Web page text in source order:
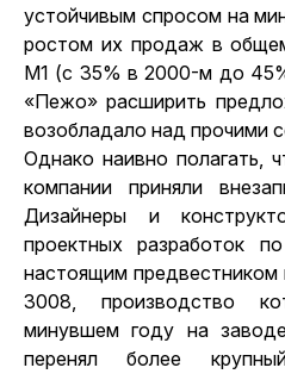
устойчивым спросом на
ростом их продаж в
M1 (с 35% в 2000-м до
«Пежо» расширить
возобладало над прочими
Однако наивно полагать,
компании приняли
Дизайнеры и
проектных разработок
настоящим предвестником
3008, производство
минувшем году на
перенял более